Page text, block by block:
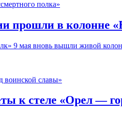
прошли в колонне
9 мая вновь вышли живой
к стеле «Орел —